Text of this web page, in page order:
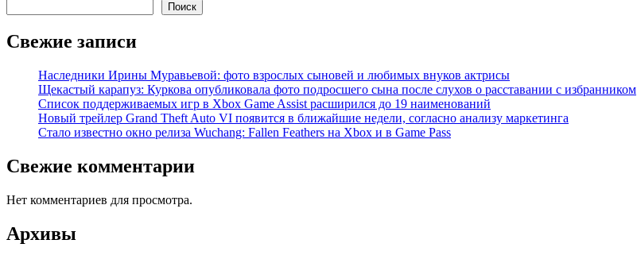
Поиск
Свежие записи
Наследники Ирины Муравьевой: фото взрослых сыновей и любимых внуков актрисы
Щекастый карапуз: Куркова опубликовала фото подросшего сына после слухов о расставании с избранником
Список поддерживаемых игр в Xbox Game Assist расширился до 19 наименований
Новый трейлер Grand Theft Auto VI появится в ближайшие недели, согласно анализу маркетинга
Стало известно окно релиза Wuchang: Fallen Feathers на Xbox и в Game Pass
Свежие комментарии
Нет комментариев для просмотра.
Архивы